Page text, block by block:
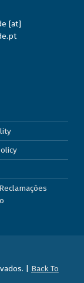
[at]
| Back To